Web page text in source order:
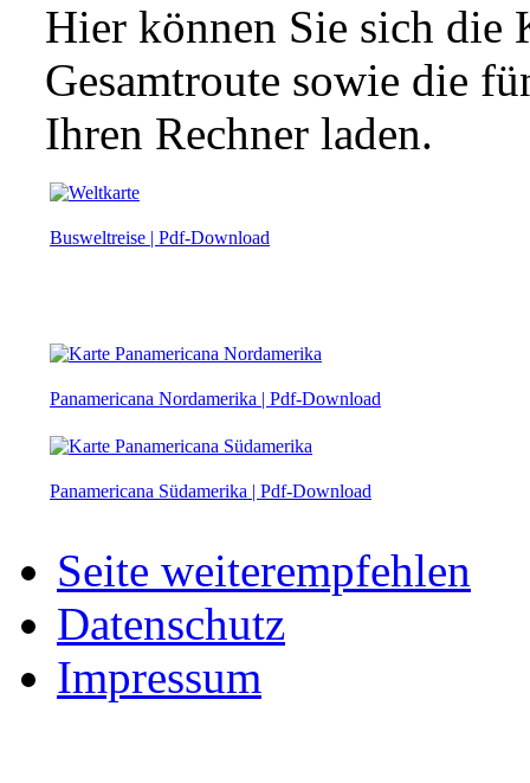
Hier können Sie sich die
Gesamtroute sowie die
Ihren Rechner laden.
Busweltreise | Pdf-Download
Panamericana Nordamerika | Pdf-Download
Panamericana Südamerika | Pdf-Download
Seite weiterempfehlen
Datenschutz
Impressum